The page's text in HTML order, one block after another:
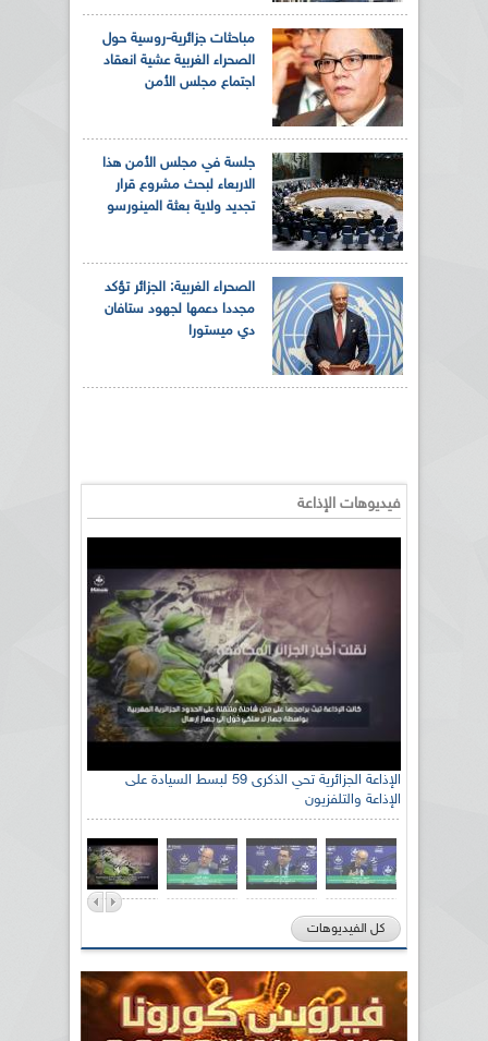
مباحثات جزائرية-روسية حول
الصحراء الغربية عشية انعقاد
اجتماع مجلس الأمن
جلسة في مجلس الأمن هذا
الاربعاء لبحث مشروع قرار
تجديد ولاية بعثة المينورسو
الصحراء الغربية: الجزائر تؤكد
مجددا دعمها لجهود ستافان
دي ميستورا
فيديوهات الإذاعة
الإذاعة الجزائرية تحي الذكرى 59 لبسط السيادة على
الإذاعة والتلفزيون
كل الفيديوهات